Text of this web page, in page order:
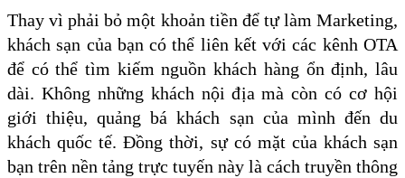
Thay vì phải bỏ một khoản tiền để tự làm Marketing,
khách sạn của bạn có thể liên kết với các kênh OTA
để có thể tìm kiếm nguồn khách hàng ổn định, lâu
dài. Không những khách nội địa mà còn có cơ hội
giới thiệu, quảng bá khách sạn của mình đến du
khách quốc tế. Đồng thời, sự có mặt của khách sạn
bạn trên nền tảng trực tuyến này là cách truyền thông